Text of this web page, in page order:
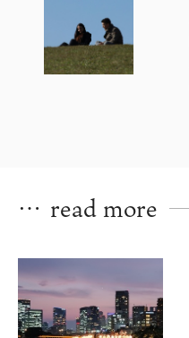
… read more